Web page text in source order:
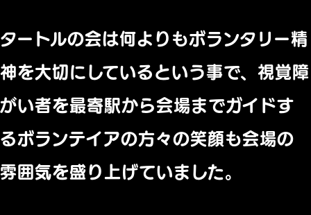
タートルの会は何よりもボランタリー精
神を大切にしているという事で、視覚障
がい者を最寄駅から会場までガイドす
るボランテイアの方々の笑顔も会場の
雰囲気を盛り上げていました。